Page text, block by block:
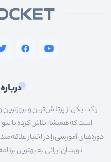
راکت یکی از پرتلاش‌ترین و
است که همیشه تلاش کرده تا
دوره‌های آموزشی را در اختیار
نویسان ایرانی به بهترین